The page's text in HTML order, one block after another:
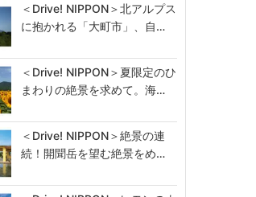
＜Drive! NIPPON＞北アルプス
に抱かれる「大町市」、自…
＜Drive! NIPPON＞夏限定のひ
まわりの絶景を求めて。海…
＜Drive! NIPPON＞絶景の連
続！開聞岳を望む絶景をめ…